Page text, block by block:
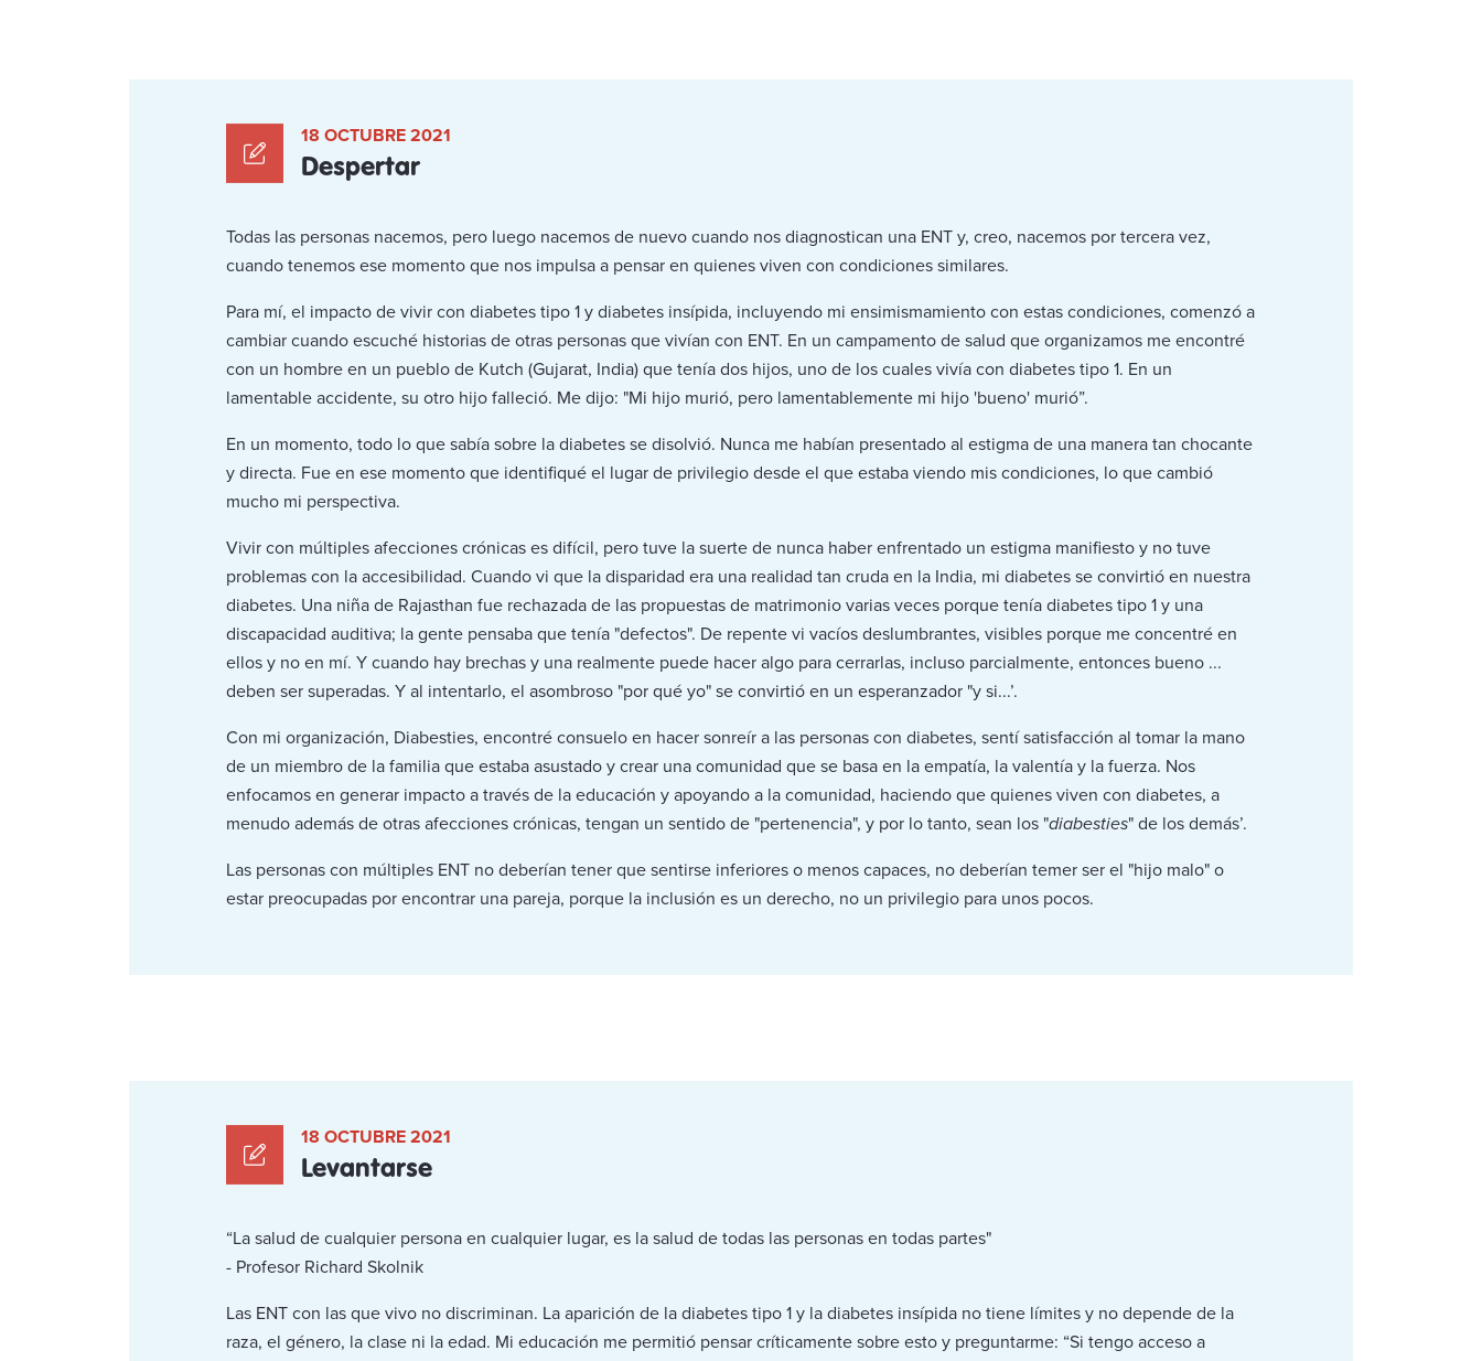
18 OCTUBRE 2021
Despertar
Todas las personas nacemos, pero luego nacemos de nuevo cuando nos diagnostican una ENT y, creo, nacemos por tercera vez,
cuando tenemos ese momento que nos impulsa a pensar en quienes viven con condiciones similares.
Para mí, el impacto de vivir con diabetes tipo 1 y diabetes insípida, incluyendo mi ensimismamiento con estas condiciones, comenzó a
cambiar cuando escuché historias de otras personas que vivían con ENT. En un campamento de salud que organizamos me encontré
con un hombre en un pueblo de Kutch (Gujarat, India) que tenía dos hijos, uno de los cuales vivía con diabetes tipo 1. En un
lamentable accidente, su otro hijo falleció. Me dijo: "Mi hijo murió, pero lamentablemente mi hijo 'bueno' murió”.
En un momento, todo lo que sabía sobre la diabetes se disolvió. Nunca me habían presentado al estigma de una manera tan chocante
y directa. Fue en ese momento que identifiqué el lugar de privilegio desde el que estaba viendo mis condiciones, lo que cambió
mucho mi perspectiva.
Vivir con múltiples afecciones crónicas es difícil, pero tuve la suerte de nunca haber enfrentado un estigma manifiesto y no tuve
problemas con la accesibilidad. Cuando vi que la disparidad era una realidad tan cruda en la India, mi diabetes se convirtió en nuestra
diabetes. Una niña de Rajasthan fue rechazada de las propuestas de matrimonio varias veces porque tenía diabetes tipo 1 y una
discapacidad auditiva; la gente pensaba que tenía "defectos". De repente vi vacíos deslumbrantes, visibles porque me concentré en
ellos y no en mí. Y cuando hay brechas y una realmente puede hacer algo para cerrarlas, incluso parcialmente, entonces bueno ...
deben ser superadas. Y al intentarlo, el asombroso "por qué yo" se convirtió en un esperanzador "y si...’.
Con mi organización, Diabesties, encontré consuelo en hacer sonreír a las personas con diabetes, sentí satisfacción al tomar la mano
de un miembro de la familia que estaba asustado y crear una comunidad que se basa en la empatía, la valentía y la fuerza. Nos
enfocamos en generar impacto a través de la educación y apoyando a la comunidad, haciendo que quienes viven con diabetes, a
menudo además de otras afecciones crónicas, tengan un sentido de "pertenencia", y por lo tanto, sean los "diabesties" de los demás’.
Las personas con múltiples ENT no deberían tener que sentirse inferiores o menos capaces, no deberían temer ser el "hijo malo" o
estar preocupadas por encontrar una pareja, porque la inclusión es un derecho, no un privilegio para unos pocos.
18 OCTUBRE 2021
Levantarse
“La salud de cualquier persona en cualquier lugar, es la salud de todas las personas en todas partes"
- Profesor Richard Skolnik
Las ENT con las que vivo no discriminan. La aparición de la diabetes tipo 1 y la diabetes insípida no tiene límites y no depende de la
raza, el género, la clase ni la edad. Mi educación me permitió pensar críticamente sobre esto y preguntarme: “Si tengo acceso a